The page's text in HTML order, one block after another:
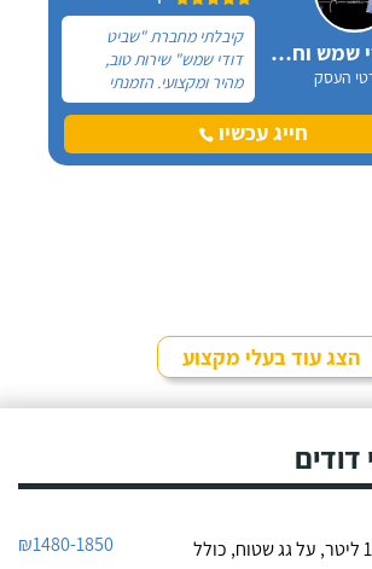
שביט דודי שמש וחשמל בע"מ
העסק
קיבלתי מחברת "שביט
דודי שמש" שירות טוב,
מהיר ומקצועי. הזמנתי
אותם לא מזמן, כשהתפוצץ
לי הדוד שמש של הדירה.חייג עכשיו
הצג עוד בעלי מקצוע
דודים
התקנת דוד שמש, 150 ליטר, על גג שטוח, כולל
₪1480-1850